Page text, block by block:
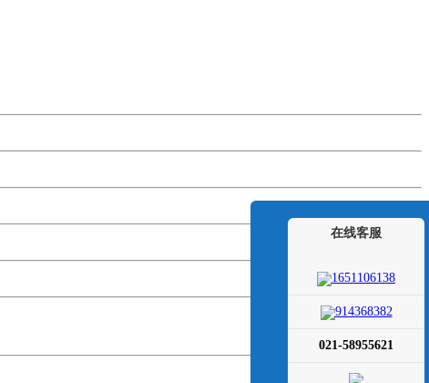
在线客服
1651106138
914368382
021-58955621